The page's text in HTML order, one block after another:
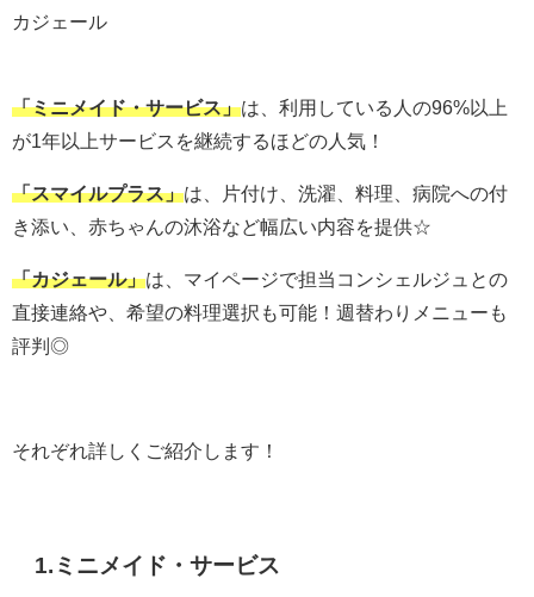
カジェール
「ミニメイド・サービス」は、利用している人の96%以上
が1年以上サービスを継続するほどの人気！
「スマイルプラス」は、片付け、洗濯、料理、病院への付
き添い、赤ちゃんの沐浴など幅広い内容を提供☆
「カジェール」は、マイページで担当コンシェルジュとの
直接連絡や、希望の料理選択も可能！週替わりメニューも
評判◎
それぞれ詳しくご紹介します！
1.ミニメイド・サービス